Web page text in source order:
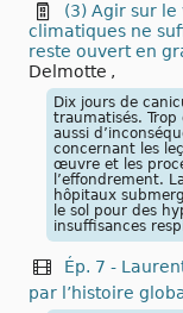
(3) Agir sur
climatiques ne
reste ouvert en
Delmotte ,
Dix jours de
traumatisés.
aussi
concernant les
œuvre et les
l’effondrement.
hôpitaux
le sol pour des
insuffisances
Ép. 7 -
par l’histoire